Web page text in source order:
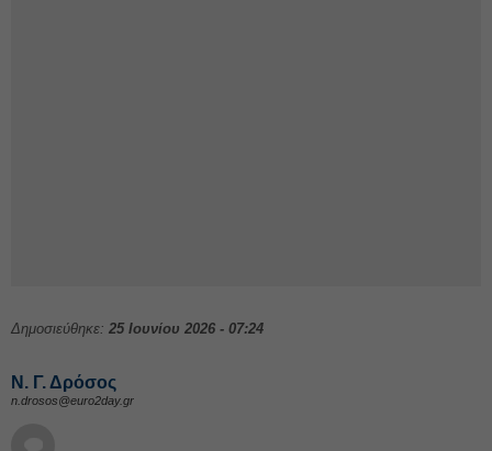
Δημοσιεύθηκε: 25 Ιουνίου 2026 - 07:24
Ν. Γ. Δρόσος
n.drosos@euro2day.gr